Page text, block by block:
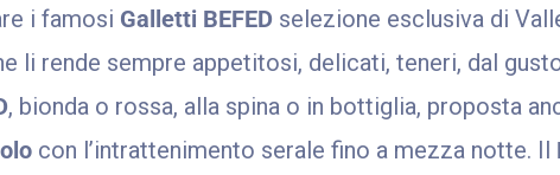
i famosi Galletti BEFED selezione esclusiva di
li rende sempre appetitosi, delicati, teneri, dal
, bionda o rossa, alla spina o in bottiglia, proposta
con l’intrattenimento serale fino a mezza notte. Il